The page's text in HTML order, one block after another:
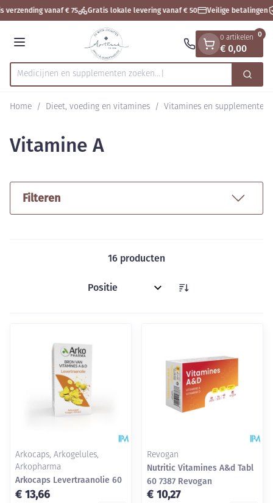
Ga naar de inhoud
1 van 1
verzending vanaf € 75 Gratis lokale levering vanaf € 50 Veilige betalingen
Menu
Product, merk, categorie...
Medicijnen en supplementen Zoek
0 artikelen
€ 0,00
0
Home / Dieet, voeding en vitamines / Vitamines en supplementen
Vitamine A
Filteren
16 producten
Sorteer op:
Arkocaps, Arkogelules,
Arkopharma
Arkocaps Levertraanolie 60
€ 13,66
Revogan
Nutritic Vitamines A&d Tabl
60 7387 Revogan
€ 10,27